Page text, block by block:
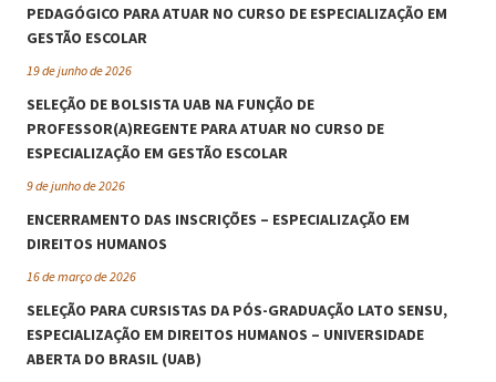
PEDAGÓGICO PARA ATUAR NO CURSO DE ESPECIALIZAÇÃO EM
GESTÃO ESCOLAR
19 de junho de 2026
SELEÇÃO DE BOLSISTA UAB NA FUNÇÃO DE
PROFESSOR(A)REGENTE PARA ATUAR NO CURSO DE
ESPECIALIZAÇÃO EM GESTÃO ESCOLAR
9 de junho de 2026
ENCERRAMENTO DAS INSCRIÇÕES – ESPECIALIZAÇÃO EM
DIREITOS HUMANOS
16 de março de 2026
SELEÇÃO PARA CURSISTAS DA PÓS-GRADUAÇÃO LATO SENSU,
ESPECIALIZAÇÃO EM DIREITOS HUMANOS – UNIVERSIDADE
ABERTA DO BRASIL (UAB)